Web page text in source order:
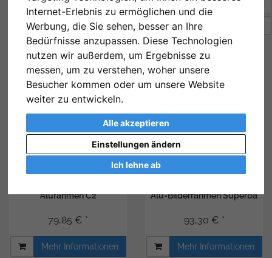
Internet-Erlebnis zu ermöglichen und die
Werbung, die Sie sehen, besser an Ihre
Bedürfnisse anzupassen. Diese Technologien
nutzen wir außerdem, um Ergebnisse zu
messen, um zu verstehen, woher unsere
Besucher kommen oder um unsere Website
weiter zu entwickeln.
Alle akzeptieren
Ich lehne ab
Einstellungen ändern
Artikel pro Seite
Alurahmen C2
79,85 € *
Mehr Informationen
Alu-Bilderrahmen Superba
93,30 € *
Mehr Informationen